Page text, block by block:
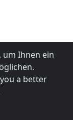
um Ihnen ein
a better